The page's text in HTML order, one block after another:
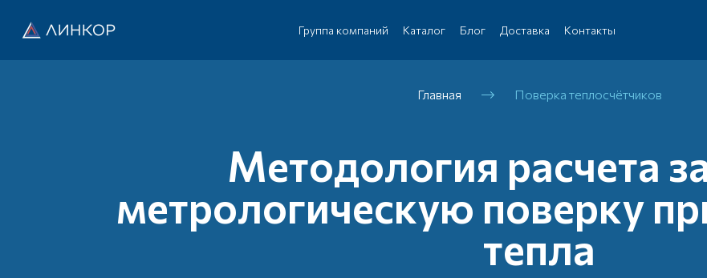
Группа компаний Каталог Блог Доставка Контакты
Главная Поверка теплосчётчиков
Методология расчета
метрологическую поверку
тепла